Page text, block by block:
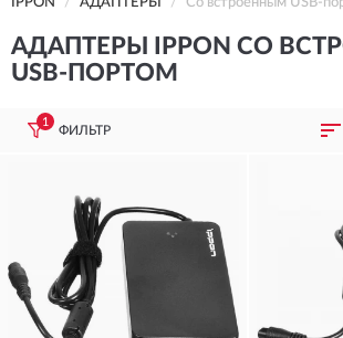
АДАПТЕРЫ IPPON СО
USB-ПОРТОМ
1
ФИЛЬТР